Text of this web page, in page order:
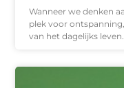
Wanneer we denken
plek voor
van het dagelijks